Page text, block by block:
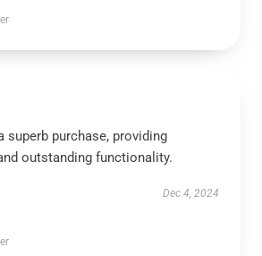
superb purchase, providing
outstanding functionality.
Dec 4, 2024